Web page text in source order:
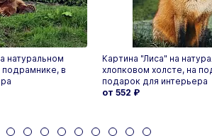
натуральном
подрамнике, в
Картина "Лиса" на
хлопковом холсте, на
подарок для интерьера
от 552 ₽